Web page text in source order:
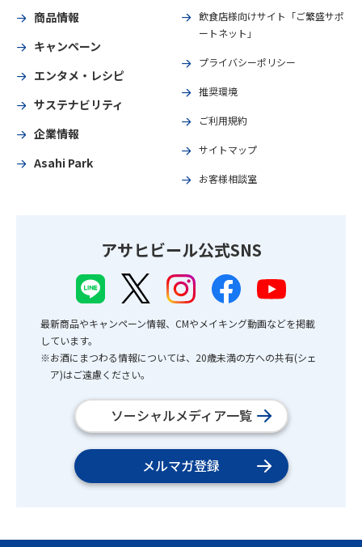
商品情報
キャンペーン
エンタメ・レシピ
サステナビリティ
企業情報
Asahi Park
飲食店様向けサイト「ご繁盛サポ
ートネット」
プライバシーポリシー
推奨環境
ご利用規約
サイトマップ
お客様相談室
アサヒビール公式SNS
最新商品やキャンペーン情報、CMやメイキング動画などを掲載
しています。
※お酒にまつわる情報については、20歳未満の方への共有(シェ
ア)はご遠慮ください。
ソーシャルメディア一覧
メルマガ登録